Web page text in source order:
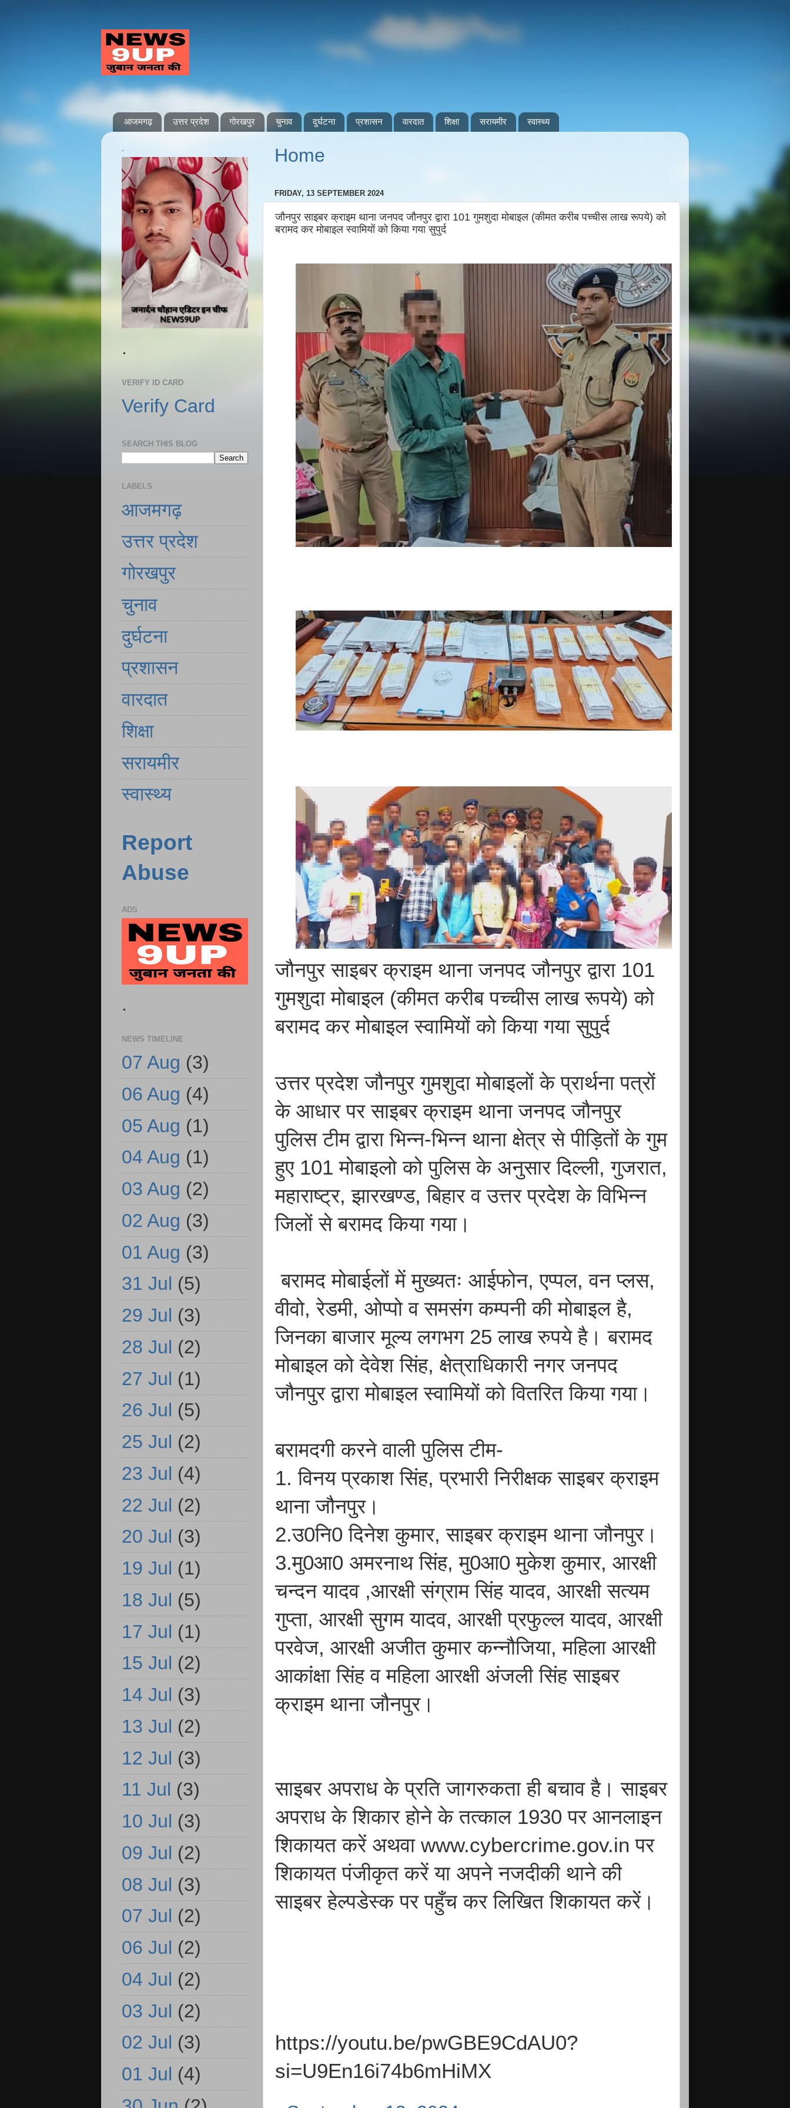
आजमगढ़ उत्तर प्रदेश गोरखपुर चुनाव दुर्घटना प्रशासन वारदात शिक्षा सरायमीर स्वास्थ्य
Home
FRIDAY, 13 SEPTEMBER 2024
जौनपुर साइबर क्राइम थाना जनपद जौनपुर द्वारा 101 गुमशुदा मोबाइल (कीमत करीब पच्चीस लाख रूपये) को
बरामद कर मोबाइल स्वामियों को किया गया सुपुर्द
जौनपुर साइबर क्राइम थाना जनपद जौनपुर द्वारा 101
गुमशुदा मोबाइल (कीमत करीब पच्चीस लाख रूपये) को
बरामद कर मोबाइल स्वामियों को किया गया सुपुर्द
उत्तर प्रदेश जौनपुर गुमशुदा मोबाइलों के प्रार्थना पत्रों
के आधार पर साइबर क्राइम थाना जनपद जौनपुर
पुलिस टीम द्वारा भिन्न-भिन्न थाना क्षेत्र से पीड़ितों के गुम
हुए 101 मोबाइलो को पुलिस के अनुसार दिल्ली, गुजरात,
महाराष्ट्र, झारखण्ड, बिहार व उत्तर प्रदेश के विभिन्न
जिलों से बरामद किया गया।
बरामद मोबाईलों में मुख्यतः आईफोन, एप्पल, वन प्लस,
वीवो, रेडमी, ओप्पो व समसंग कम्पनी की मोबाइल है,
जिनका बाजार मूल्य लगभग 25 लाख रुपये है। बरामद
मोबाइल को देवेश सिंह, क्षेत्राधिकारी नगर जनपद
जौनपुर द्वारा मोबाइल स्वामियों को वितरित किया गया।
बरामदगी करने वाली पुलिस टीम-
1. विनय प्रकाश सिंह, प्रभारी निरीक्षक साइबर क्राइम
थाना जौनपुर।
2.उ0नि0 दिनेश कुमार, साइबर क्राइम थाना जौनपुर।
3.मु0आ0 अमरनाथ सिंह, मु0आ0 मुकेश कुमार, आरक्षी
चन्दन यादव ,आरक्षी संग्राम सिंह यादव, आरक्षी सत्यम
गुप्ता, आरक्षी सुगम यादव, आरक्षी प्रफुल्ल यादव, आरक्षी
परवेज, आरक्षी अजीत कुमार कन्नौजिया, महिला आरक्षी
आकांक्षा सिंह व महिला आरक्षी अंजली सिंह साइबर
क्राइम थाना जौनपुर।
साइबर अपराध के प्रति जागरुकता ही बचाव है। साइबर
अपराध के शिकार होने के तत्काल 1930 पर आनलाइन
शिकायत करें अथवा www.cybercrime.gov.in पर
शिकायत पंजीकृत करें या अपने नजदीकी थाने की
साइबर हेल्पडेस्क पर पहुँच कर लिखित शिकायत करें।
https://youtu.be/pwGBE9CdAU0?
si=U9En16i74b6mHiMX
.
.
VERIFY ID CARD
Verify Card
SEARCH THIS BLOG
LABELS
आजमगढ़
उत्तर प्रदेश
गोरखपुर
चुनाव
दुर्घटना
प्रशासन
वारदात
शिक्षा
सरायमीर
स्वास्थ्य
Report
Abuse
ADS
.
NEWS TIMELINE
07 Aug (3)
06 Aug (4)
05 Aug (1)
04 Aug (1)
03 Aug (2)
02 Aug (3)
01 Aug (3)
31 Jul (5)
29 Jul (3)
28 Jul (2)
27 Jul (1)
26 Jul (5)
25 Jul (2)
23 Jul (4)
22 Jul (2)
20 Jul (3)
19 Jul (1)
18 Jul (5)
17 Jul (1)
15 Jul (2)
14 Jul (3)
13 Jul (2)
12 Jul (3)
11 Jul (3)
10 Jul (3)
09 Jul (2)
08 Jul (3)
07 Jul (2)
06 Jul (2)
04 Jul (2)
03 Jul (2)
02 Jul (3)
01 Jul (4)